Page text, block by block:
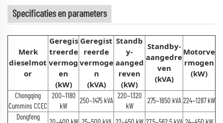
Specificaties en parameters
Merk
dieselmot
or
Geregis
treerde
vermog
en
(kW)
Geregist
reerde
vermoge
n
(kVA)
Standb
y-
aanged
reven
(kW)
Standby-
aangedre
ven
(kVA)
Motorve
rmogen
(kW)
Chongqing
Cummins CCEC
200~1180
kW
250~1475 kVA
220~1320
kW
275~1650 kVA 224~1287 kW
Dongfeng